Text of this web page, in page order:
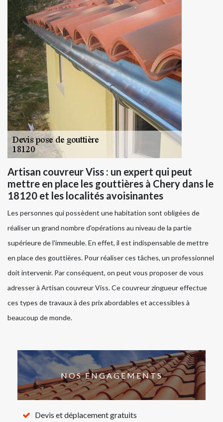
Artisan couvreur Viss : un expert qui peut
mettre en place les gouttières à Chery dans le
18120 et les localités avoisinantes
Les personnes qui possèdent une habitation sont obligées de
réaliser un grand nombre d'opérations au niveau de la partie
supérieure de l'immeuble. En effet, il est indispensable de mettre
en place des gouttières. Pour réaliser ces tâches, un professionnel
doit intervenir. Par conséquent, on peut vous proposer de vous
adresser à Artisan couvreur Viss. Ce couvreur zingueur effectue
ces types de travaux à des prix abordables et accessibles à
beaucoup de monde.
NOS ENGAGEMENTS
Devis et déplacement gratuits